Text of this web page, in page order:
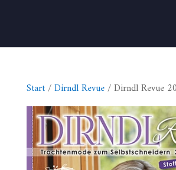
Start/Dirndl Revue/ Dirndl Revue